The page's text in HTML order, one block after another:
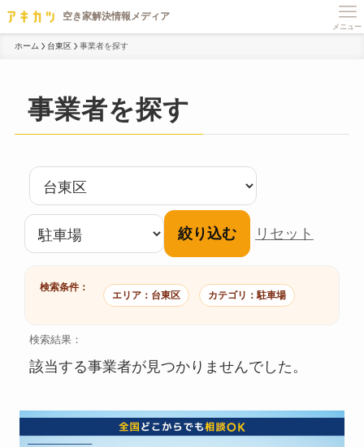
メニュー
ホーム 台東区 事業者を探す
事業者を探す
絞り込む リセット
検索条件：
エリア：台東区 カテゴリ：駐車場
検索結果：
該当する事業者が見つかりませんでした。